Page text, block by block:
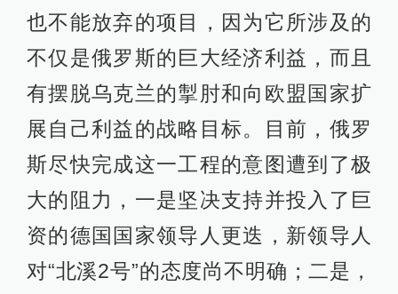
也不能放弃的项目，因为它所涉及的
不仅是俄罗斯的巨大经济利益，而且
有摆脱乌克兰的掣肘和向欧盟国家扩
展自己利益的战略目标。目前，俄罗
斯尽快完成这一工程的意图遭到了极
大的阻力，一是坚决支持并投入了巨
资的德国国家领导人更迭，新领导人
对“北溪2号”的态度尚不明确；二是，